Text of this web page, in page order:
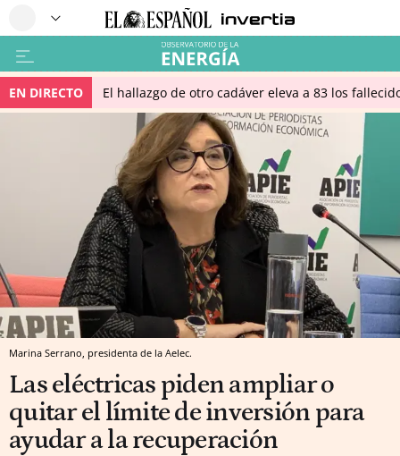
EN DIRECTO El hallazgo de otro cadáver eleva a 83 los
Marina Serrano, presidenta de la Aelec.
Las eléctricas piden ampliar o
quitar el límite de inversión para
ayudar a la recuperación